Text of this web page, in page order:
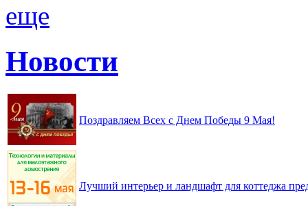
еще
Новости
Поздравляем Всех с Днем Победы 9 Мая!
Лучший интерьер и ландшафт для коттеджа